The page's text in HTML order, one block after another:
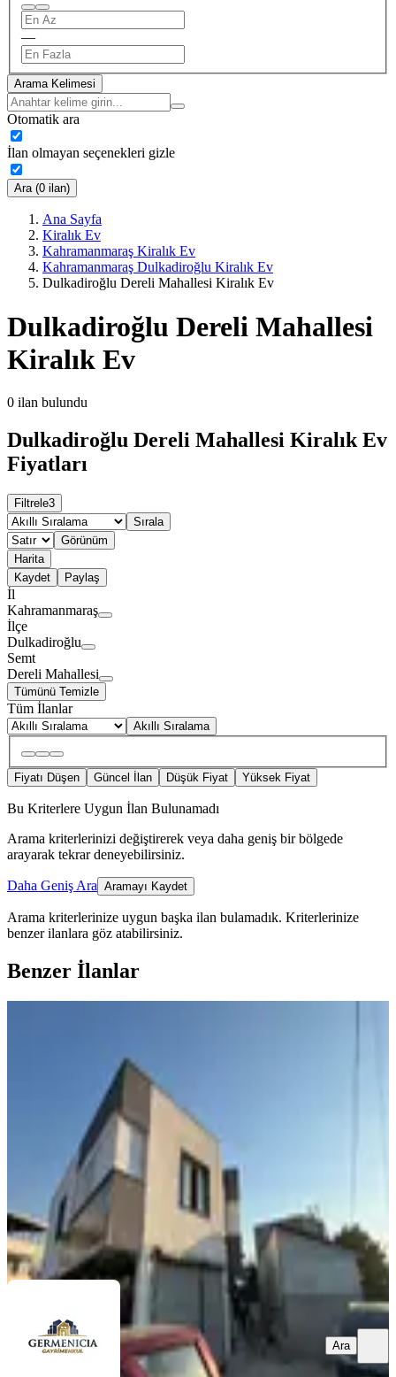
—
Arama Kelimesi
Otomatik ara
İlan olmayan seçenekleri gizle
Ara (0 ilan)
Ana Sayfa
Kiralık Ev
Kahramanmaraş Kiralık Ev
Kahramanmaraş Dulkadiroğlu Kiralık Ev
Dulkadiroğlu Dereli Mahallesi Kiralık Ev
Dulkadiroğlu Dereli Mahallesi
Kiralık Ev
0 ilan bulundu
Dulkadiroğlu Dereli Mahallesi Kiralık Ev
Fiyatları
Filtrele3
Sırala
Görünüm
Harita
Kaydet
Paylaş
İl
Kahramanmaraş
İlçe
Dulkadiroğlu
Semt
Dereli Mahallesi
Tümünü Temizle
Tüm İlanlar
Akıllı Sıralama
Fiyatı Düşen Güncel İlan Düşük Fiyat Yüksek Fiyat
Bu Kriterlere Uygun İlan Bulunamadı
Arama kriterlerinizi değiştirerek veya daha geniş bir bölgede
arayarak tekrar deneyebilirsiniz.
Daha Geniş Ara Aramayı Kaydet
Arama kriterlerinize uygun başka ilan bulamadık. Kriterlerinize
benzer ilanlara göz atabilirsiniz.
Benzer İlanlar
Dulkadiroğlu, Kanuni Mahallesi
1+1
82 m²·Düz Giriş (Zemin)
11.000 ₺
Germenicia Gayrimenkul Celalettin Yarpuz
Ara
Ara